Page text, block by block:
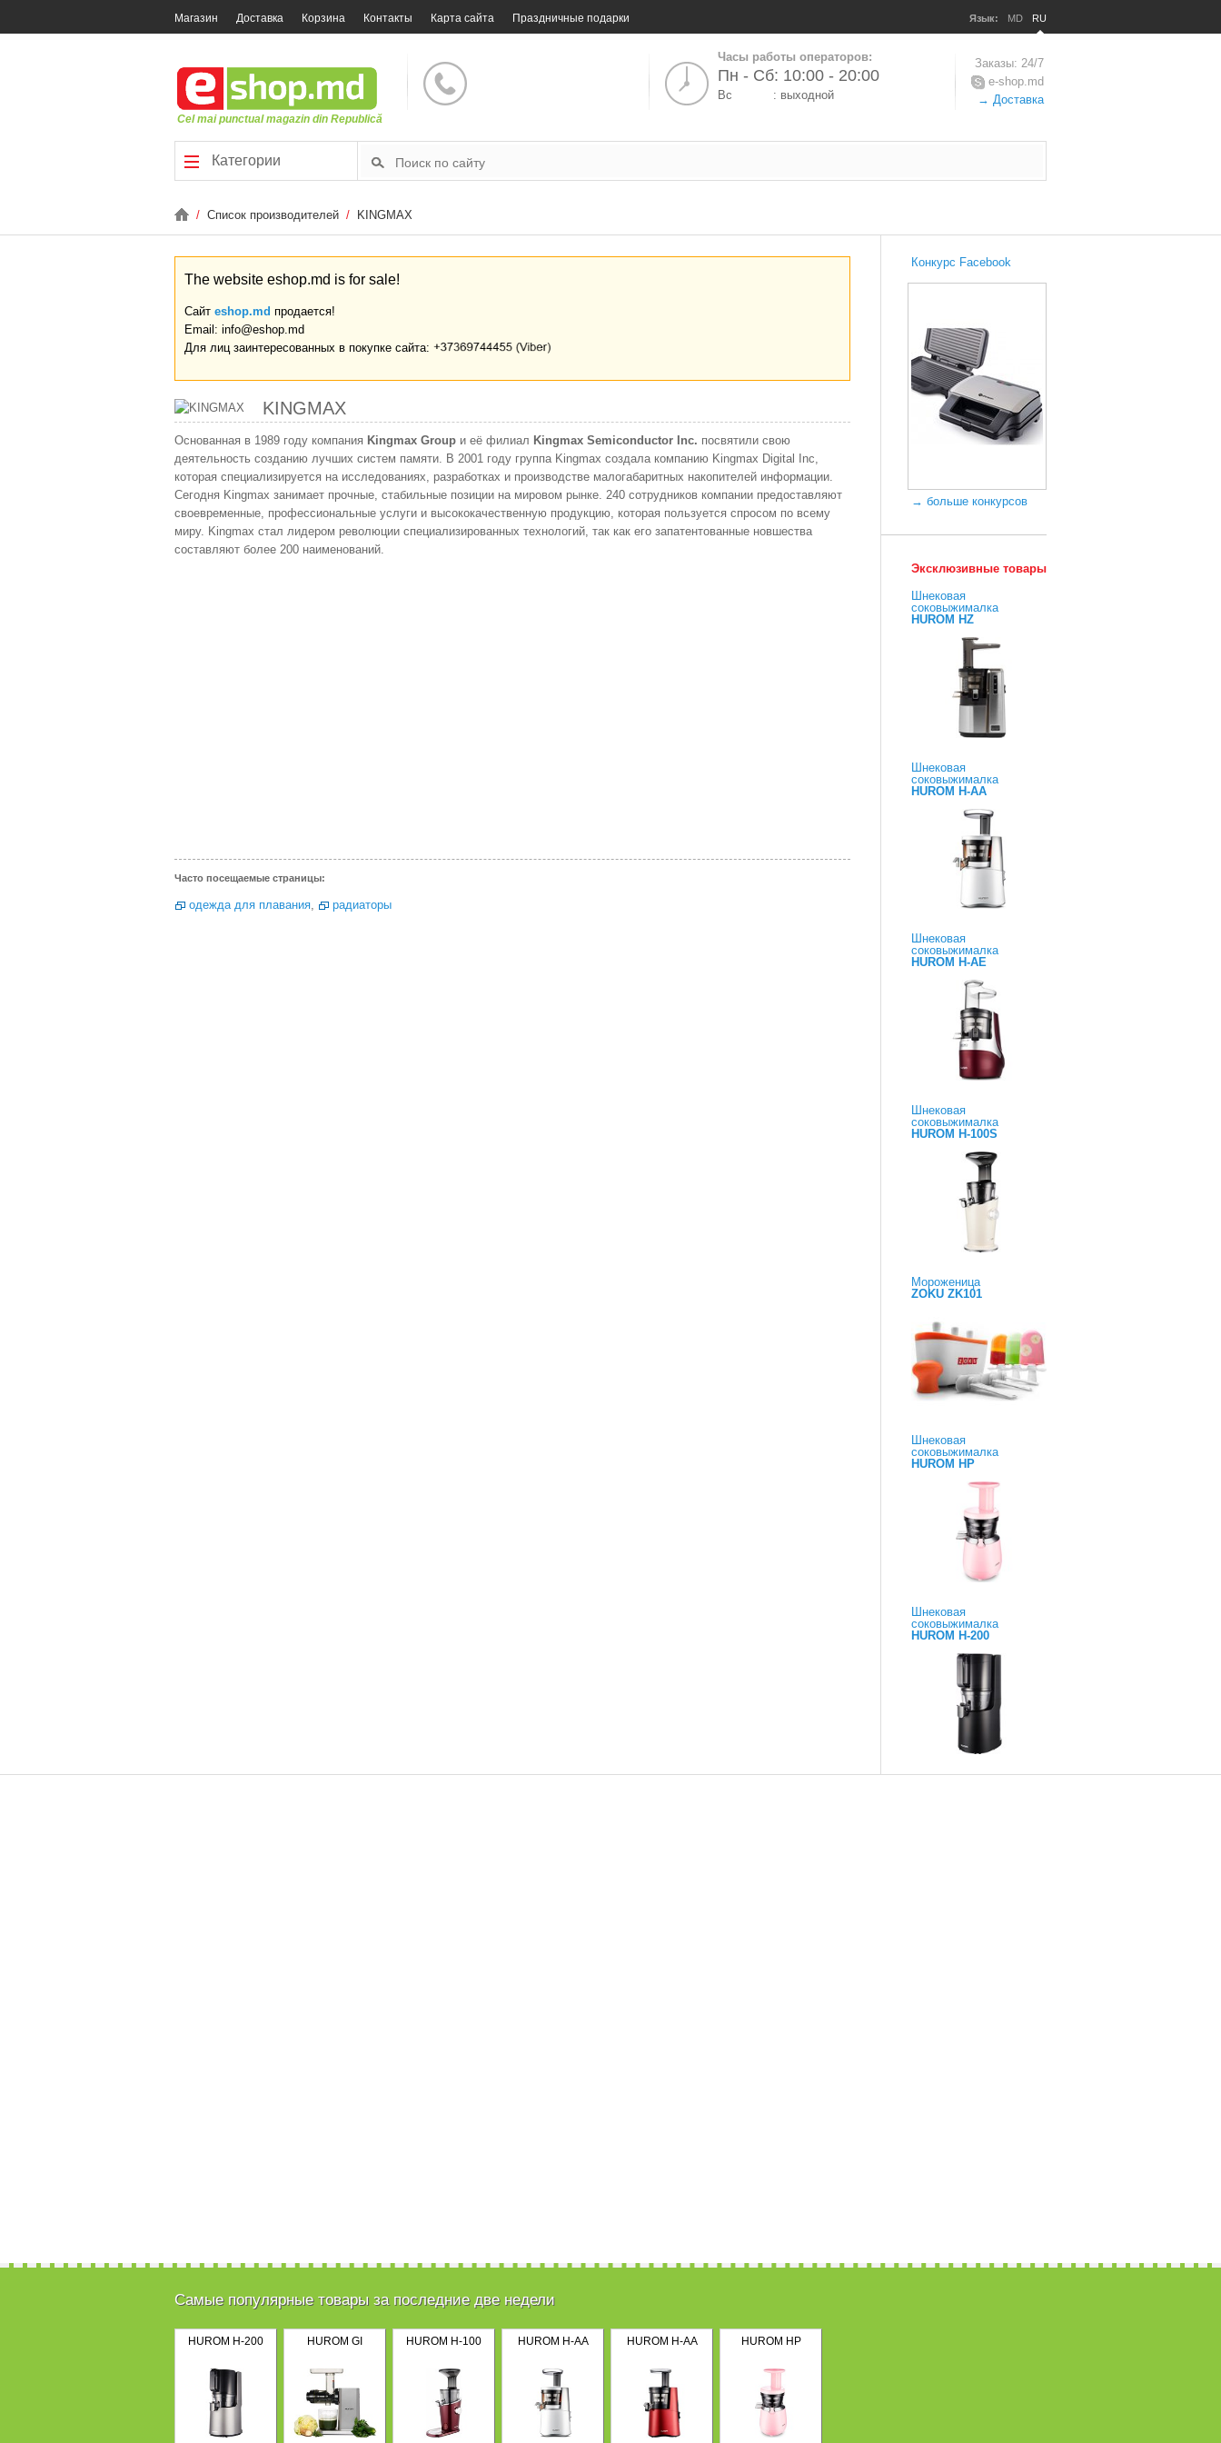
Магазин Доставка Корзина Контакты Карта сайта Праздничные подарки Язык: MD RU
Cel mai punctual magazin din Republică
Часы работы операторов:
Пн - Сб: 10:00 - 20:00
Вс : выходной
Заказы: 24/7
e-shop.md
→ Доставка
Категории
/ Список производителей / KINGMAX
The website eshop.md is for sale!
Сайт eshop.md продается!
Email: info@eshop.md
Для лиц заинтересованных в покупке сайта:
KINGMAX
Основанная в 1989 году компания Kingmax Group и её филиал Kingmax Semiconductor Inc. посвятили свою
деятельность созданию лучших систем памяти. В 2001 году группа Kingmax создала компанию Kingmax Digital Inc,
которая специализируется на исследованиях, разработках и производстве малогабаритных накопителей информации.
Сегодня Kingmax занимает прочные, стабильные позиции на мировом рынке. 240 сотрудников компании предоставляют
своевременные, профессиональные услуги и высококачественную продукцию, которая пользуется спросом по всему
миру. Kingmax стал лидером революции специализированных технологий, так как его запатентованные новшества
составляют более 200 наименований.
Часто посещаемые страницы:
одежда для плавания, радиаторы
Конкурс Facebook
→ больше конкурсов
Эксклюзивные товары
Шнековая
соковыжималка
HUROM HZ
Шнековая
соковыжималка
HUROM H-AA
Шнековая
соковыжималка
HUROM H-AE
Шнековая
соковыжималка
HUROM H-100S
Мороженица
ZOKU ZK101
Шнековая
соковыжималка
HUROM HP
Шнековая
соковыжималка
HUROM H-200
Самые популярные товары за последние две недели
HUROM H-200 HUROM GI HUROM H-100 HUROM H-AA HUROM H-AA HUROM HP